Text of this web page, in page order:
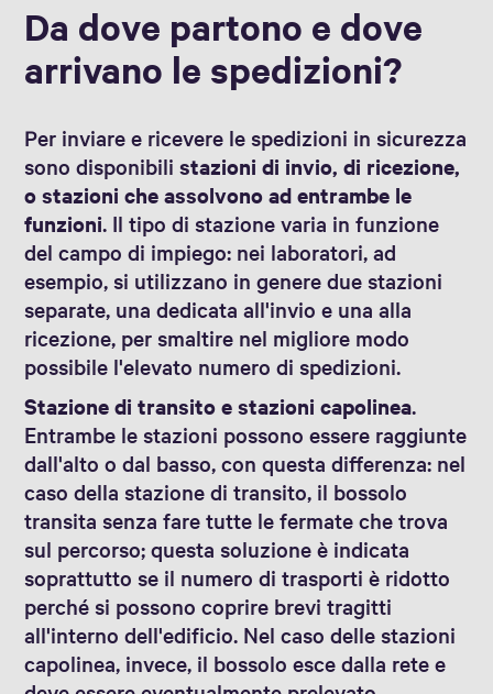
Da dove partono e dove
arrivano le spedizioni?
Per inviare e ricevere le spedizioni in sicurezza
sono disponibilistazioni di invio, di ricezione,
o stazioni che assolvono ad entrambe le
funzioni. Il tipo di stazione varia in funzione
del campo di impiego: nei laboratori, ad
esempio, si utilizzano in genere due stazioni
separate, una dedicata all'invio e una alla
ricezione, per smaltire nel migliore modo
possibile l'elevato numero di spedizioni.
Stazione di transito e stazioni capolinea.
Entrambe le stazioni possono essere raggiunte
dall'alto o dal basso, con questa differenza: nel
caso della stazione di transito, il bossolo
transita senza fare tutte le fermate che trova
sul percorso; questa soluzione è indicata
soprattutto se il numero di trasporti è ridotto
perché si possono coprire brevi tragitti
all'interno dell'edificio. Nel caso delle stazioni
capolinea, invece, il bossolo esce dalla rete e